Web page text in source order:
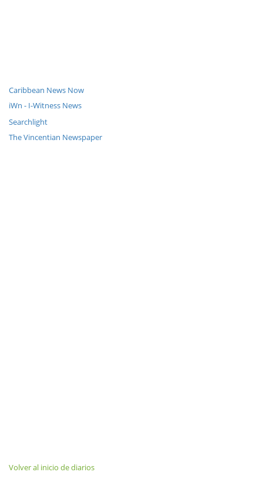
Caribbean News Now
iWn - I-Witness News
Searchlight
The Vincentian Newspaper
Volver al inicio de diarios